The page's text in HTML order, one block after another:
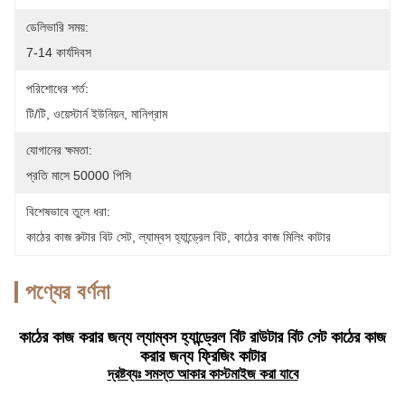
ডেলিভারি সময়:
7-14 কার্যদিবস
পরিশোধের শর্ত:
টি/টি, ওয়েস্টার্ন ইউনিয়ন, মানিগ্রাম
যোগানের ক্ষমতা:
প্রতি মাসে 50000 পিসি
বিশেষভাবে তুলে ধরা:
কাঠের কাজ রুটার বিট সেট , ল্যাম্বস হ্যান্ড্রেল বিট কাঠের কাজ মিলিং কাটার
পণ্যের বর্ণনা
কাঠের কাজ করার জন্য ল্যাম্বস হ্যান্ড্রেল বিট রাউটার বিট সেট কাঠের কাজ
করার জন্য ফ্রিজিং কাটার
দ্রষ্টব্যঃ সমস্ত আকার কাস্টমাইজ করা যাবে